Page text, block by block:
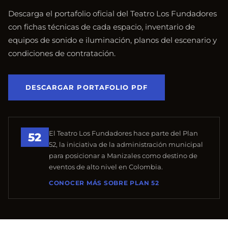
Descarga el portafolio oficial del Teatro Los Fundadores
con fichas técnicas de cada espacio, inventario de
equipos de sonido e iluminación, planos del escenario y
condiciones de contratación.
DESCARGAR PORTAFOLIO PDF
52
El Teatro Los Fundadores hace parte del Plan
52, la iniciativa de la administración municipal
para posicionar a Manizales como destino de
eventos de alto nivel en Colombia.
CONOCER MÁS SOBRE PLAN 52